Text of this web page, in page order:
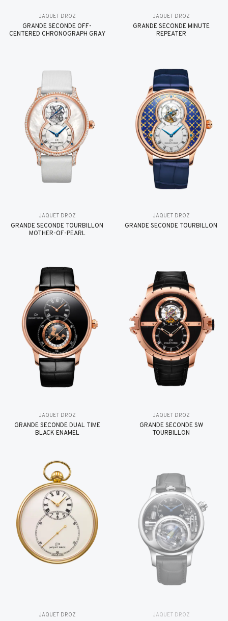
JAQUET DROZ
GRANDE SECONDE OFF-
CENTERED CHRONOGRAPH GRAY
JAQUET DROZ
GRANDE SECONDE MINUTE
REPEATER
JAQUET DROZ
GRANDE SECONDE TOURBILLON
MOTHER-OF-PEARL
JAQUET DROZ
GRANDE SECONDE TOURBILLON
JAQUET DROZ
GRANDE SECONDE DUAL TIME
BLACK ENAMEL
JAQUET DROZ
GRANDE SECONDE SW
TOURBILLON
JAQUET DROZ JAQUET DROZ